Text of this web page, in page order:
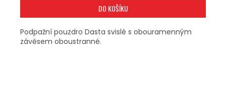
DO KOŠÍKU
Podpažní pouzdro Dasta svislé s obouramenným
závěsem oboustranné.